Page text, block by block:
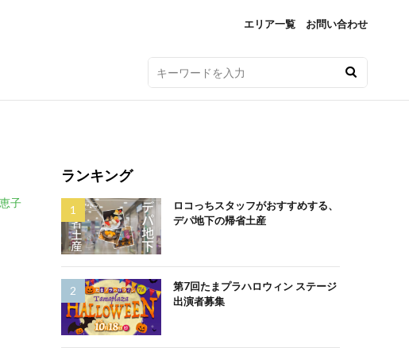
エリア一覧 お問い合わせ
子
ランキング
ロコっちスタッフがおすすめする、
デパ地下の帰省土産
第7回たまプラハロウィン ステージ
出演者募集